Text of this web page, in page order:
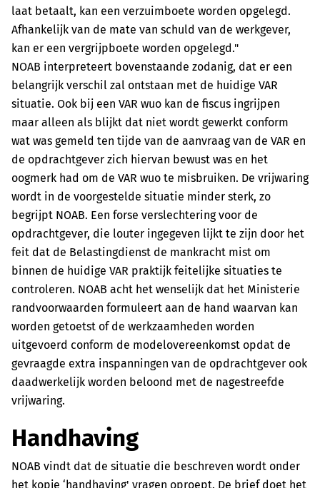
laat betaalt, kan een verzuimboete worden opgelegd.
Afhankelijk van de mate van schuld van de werkgever,
kan er een vergrijpboete worden opgelegd."
NOAB interpreteert bovenstaande zodanig, dat er een
belangrijk verschil zal ontstaan met de huidige VAR
situatie. Ook bij een VAR wuo kan de fiscus ingrijpen
maar alleen als blijkt dat niet wordt gewerkt conform
wat was gemeld ten tijde van de aanvraag van de VAR en
de opdrachtgever zich hiervan bewust was en het
oogmerk had om de VAR wuo te misbruiken. De vrijwaring
wordt in de voorgestelde situatie minder sterk, zo
begrijpt NOAB. Een forse verslechtering voor de
opdrachtgever, die louter ingegeven lijkt te zijn door het
feit dat de Belastingdienst de mankracht mist om
binnen de huidige VAR praktijk feitelijke situaties te
controleren. NOAB acht het wenselijk dat het Ministerie
randvoorwaarden formuleert aan de hand waarvan kan
worden getoetst of de werkzaamheden worden
uitgevoerd conform de modelovereenkomst opdat de
gevraagde extra inspanningen van de opdrachtgever ook
daadwerkelijk worden beloond met de nagestreefde
vrijwaring.
Handhaving
NOAB vindt dat de situatie die beschreven wordt onder
het kopje ‘handhaving' vragen oproept. De brief doet het